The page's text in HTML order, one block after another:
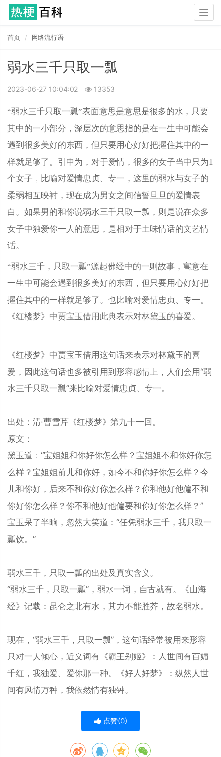
首页 网络流行语
弱水三千只取一瓢
2023-06-27 10:04:02 13353
“弱水三千只取一瓢”表面意思是意思是很多的水，只要
其中的一小部分，深层次的意思指的是在一生中可能会
遇到很多美好的东西，但只要用心好好把握住其中的一
样就足够了。引申为，对于爱情，很多的女子当中只为1
个女子，比喻对爱情忠贞、专一，这里的弱水与女子的
柔弱相互映衬，现在成为男女之间信誓旦旦的爱情表
白。如果男的和你说弱水三千只取一瓢，则是说在众多
女子中独爱你一人的意思，是相对于土味情话的文艺情
话。
“弱水三千，只取一瓢”源起佛经中的一则故事，寓意在
一生中可能会遇到很多美好的东西，但只要用心好好把
握住其中的一样就足够了。也比喻对爱情忠贞、专一。
《红楼梦》中贾宝玉借用此典表示对林黛玉的喜爱。
《红楼梦》中贾宝玉借用这句话来表示对林黛玉的喜
爱，因此这句话也多被引用到形容感情上，人们会用“弱
水三千只取一瓢”来比喻对爱情忠贞、专一。
出处：清·曹雪芹《红楼梦》第九十一回。
原文：
黛玉道：“宝姐姐和你好你怎么样？宝姐姐不和你好你怎
么样？宝姐姐前儿和你好，如今不和你好你怎么样？今
儿和你好，后来不和你好你怎么样？你和他好他偏不和
你好你怎么样？你不和他好他偏要和你好你怎么样？”
宝玉呆了半晌，忽然大笑道：“任凭弱水三千，我只取一
瓢饮。”
弱水三千，只取一瓢的出处及真实含义。
“弱水三千，只取一瓢”，弱水一词，自古就有。《山海
经》记载：昆仑之北有水，其力不能胜芥，故名弱水。
现在，“弱水三千，只取一瓢”，这句话经常被用来形容
只对一人倾心，近义词有《霸王别姬》：人世间有百媚
千红，我独爱、爱你那一种。《好人好梦》：纵然人世
间有风情万种，我依然情有独钟。
点赞(0)